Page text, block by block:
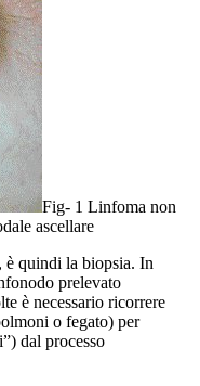
Fig- 1 Linfoma non
ascellare
è quindi la biopsia. In
prelevato
è necessario ricorrere
o fegato) per
dal processo